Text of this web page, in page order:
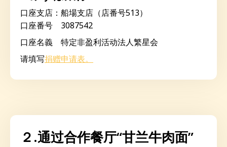
口座支店：船場支店（店番号513）
口座番号 3087542
口座名義 特定非盈利活动法人繁星会
请填写捐赠申请表。
２.通过合作餐厅“甘兰牛肉面”